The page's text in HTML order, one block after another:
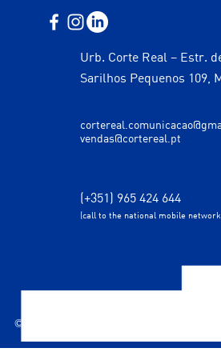
Urb. Corte Real – Estr.
Sarilhos Pequenos 109,
vendas@cortereal.pt
(+351) 965 424 644
(call to the national mobile
© 2035 designed by Corte Real